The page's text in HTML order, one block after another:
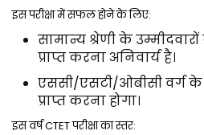
इस परीक्षा में सफल होने के लिए:
सामान्य श्रेणी के
प्राप्त करना अनिवार्य है।
एससी/एसटी/ओबीसी वर्ग के
प्राप्त करना होगा।
इस वर्ष CTET परीक्षा का स्तर: